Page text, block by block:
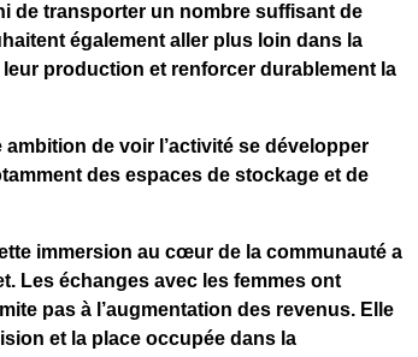
de transporter un nombre suffisant de
également aller plus loin dans la
production et renforcer durablement la
de voir l’activité se développer
des espaces de stockage et de
immersion au cœur de la communauté a
Les échanges avec les femmes ont
pas à l’augmentation des revenus. Elle
et la place occupée dans la